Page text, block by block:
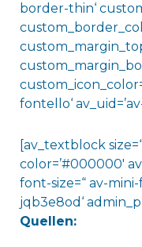
border-thin‘
fontello‘
[av_textblock
color=’#000000′
font-size=“ av-mini-
jqb3e8od‘
Quellen: